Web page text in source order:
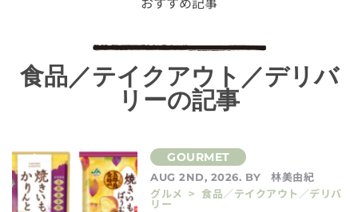
食品／テイクアウト／デリバ
リーの記事
AUG 2ND, 2026. BY
林美由紀
グルメ > 食品／テイクアウト／デリバ
リー